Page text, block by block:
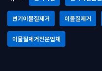
변기이물질제거 이물질제거
이물질제거전문업체